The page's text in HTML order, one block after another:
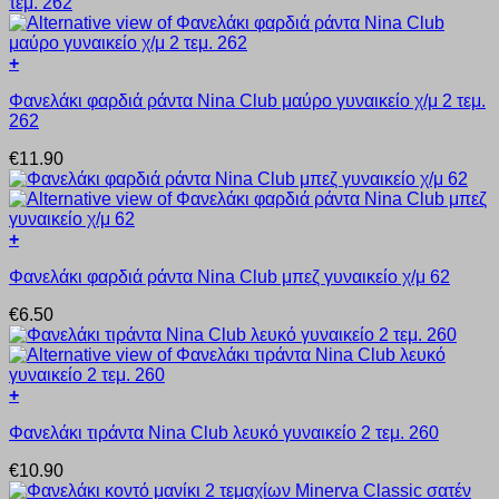
+
το
προϊόν
πολλαπλές
παραλλαγές.
Οι
επιλογές
μπορούν
επιλεγούν
σελίδα
του
προϊόντος
Φανελάκι φαρδιά ράντα Nina Club μαύρο γυναικείο χ/μ 2 τεμ.
262
€11.90
+
το
έχει
πολλαπλές
παραλλαγές.
Οι
επιλογές
να
στη
Φανελάκι φαρδιά ράντα Nina Club μπεζ γυναικείο χ/μ 62
€6.50
+
το
έχει
πολλαπλές
Φανελάκι τιράντα Nina Club λευκό γυναικείο 2 τεμ. 260
€10.90